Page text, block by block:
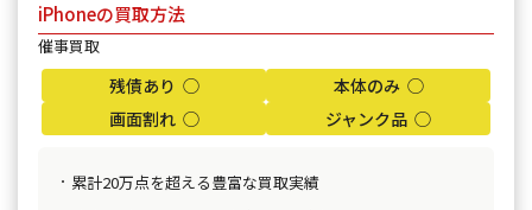
iPhoneの買取方法
催事買取
残債あり ◯
本体のみ ◯
画面割れ ◯
ジャンク品 ◯
累計20万点を超える豊富な買取実績